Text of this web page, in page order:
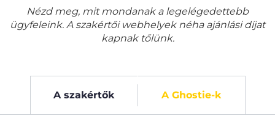
Nézd meg, mit mondanak a legelégedettebb
ügyfeleink. A szakértői webhelyek néha ajánlási díjat
kapnak tőlünk.
A szakértők A Ghostie-k